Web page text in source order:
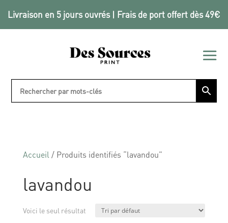
Livraison en 5 jours ouvrés | Frais de port offert dès 49€
Accueil / Produits identifiés “lavandou”
lavandou
Voici le seul résultat